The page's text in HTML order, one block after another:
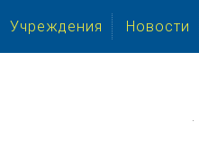
Учреждения Новости
.